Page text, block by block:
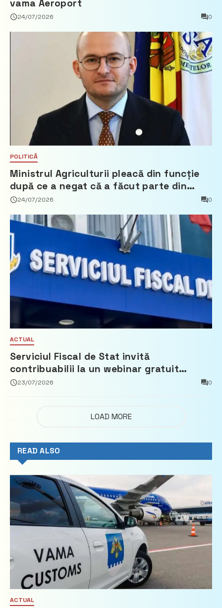
vama Aeroport
24/07/2026 0
POLITICĂ
Ministrul Agriculturii pleacă din funcție
după ce a negat că a făcut parte din
Partidul Democrat
24/07/2026 0
ACTUAL
Serviciul Fiscal de Stat invită
contribuabilii la un webinar gratuit
privind calculul impozitului pe bunurile
23/07/2026 0
LOAD MORE
READ ALSO
ACTUAL